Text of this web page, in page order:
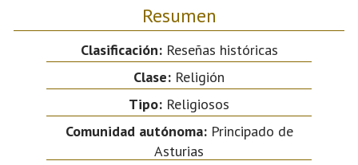
Resumen
Clasificación:Reseñas históricas
Clase: Religión
Tipo: Religiosos
Comunidad autónoma:Principado de
Asturias